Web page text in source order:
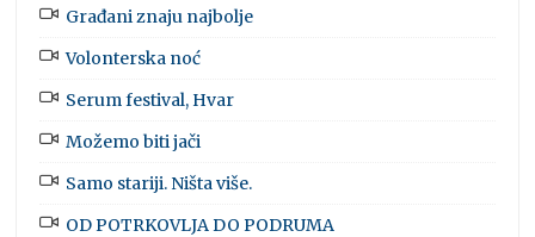
Građani znaju najbolje
Volonterska noć
Serum festival, Hvar
Možemo biti jači
Samo stariji. Ništa više.
OD POTRKOVLJA DO PODRUMA